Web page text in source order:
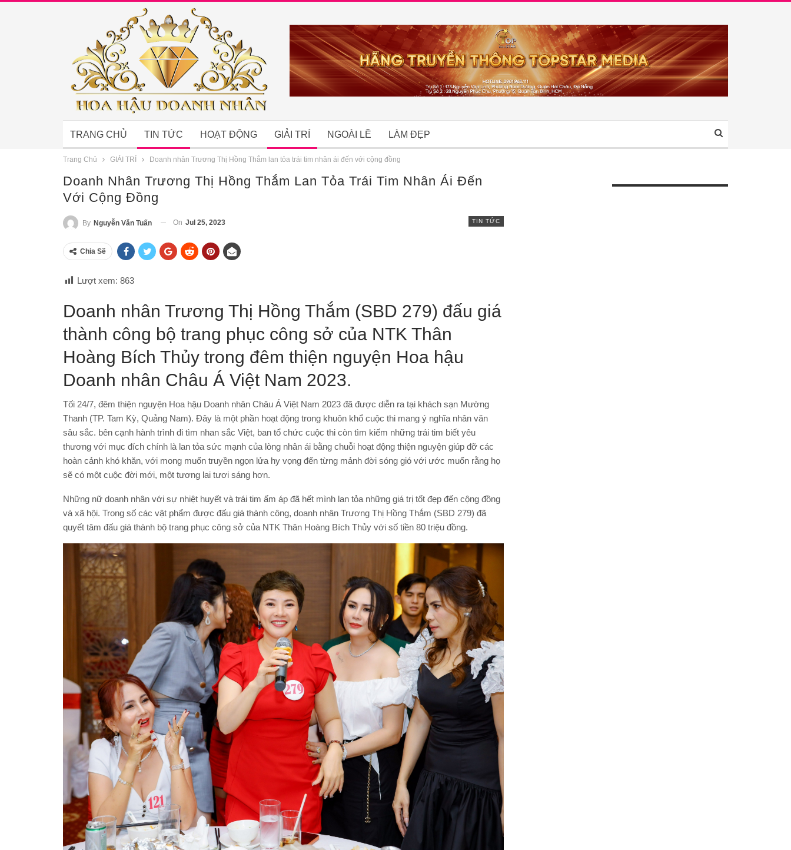
TRANG CHỦ TIN TỨC HOẠT ĐỘNG GIẢI TRÍ NGOÀI LỀ LÀM ĐẸP
Trang Chủ GIẢI TRÍ Doanh nhân Trương Thị Hồng Thắm lan tỏa trái tim nhân ái đến với cộng đồng
Doanh Nhân Trương Thị Hồng Thắm Lan Tỏa Trái Tim Nhân Ái Đến
Với Cộng Đồng
TIN TỨC
By Nguyễn Văn Tuấn On Jul 25, 2023
Chia Sẽ
Lượt xem: 863
Doanh nhân Trương Thị Hồng Thắm (SBD 279) đấu giá
thành công bộ trang phục công sở của NTK Thân
Hoàng Bích Thủy trong đêm thiện nguyện Hoa hậu
Doanh nhân Châu Á Việt Nam 2023.
Tối 24/7, đêm thiện nguyện Hoa hậu Doanh nhân Châu Á Việt Nam 2023 đã được diễn ra tại khách sạn Mường
Thanh (TP. Tam Kỳ, Quảng Nam). Đây là một phần hoạt động trong khuôn khổ cuộc thi mang ý nghĩa nhân văn
sâu sắc. bên cạnh hành trình đi tìm nhan sắc Việt, ban tổ chức cuộc thi còn tìm kiếm những trái tim biết yêu
thương với mục đích chính là lan tỏa sức mạnh của lòng nhân ái bằng chuỗi hoạt động thiện nguyện giúp đỡ các
hoàn cảnh khó khăn, với mong muốn truyền ngọn lửa hy vọng đến từng mảnh đời sóng gió với ước muốn rằng họ
sẽ có một cuộc đời mới, một tương lai tươi sáng hơn.
Những nữ doanh nhân với sự nhiệt huyết và trái tim ấm áp đã hết mình lan tỏa những giá trị tốt đẹp đến cộng đồng
và xã hội. Trong số các vật phẩm được đấu giá thành công, doanh nhân Trương Thị Hồng Thắm (SBD 279) đã
quyết tâm đấu giá thành bộ trang phục công sở của NTK Thân Hoàng Bích Thủy với số tiền 80 triệu đồng.